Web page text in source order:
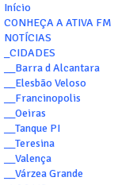
Início
CONHEÇA A ATIVA FM
NOTÍCIAS
_CIDADES
__Barra d Alcantara
__Elesbão Veloso
__Francinopolis
__Oeiras
__Tanque PI
__Teresina
__Valença
__Várzea Grande